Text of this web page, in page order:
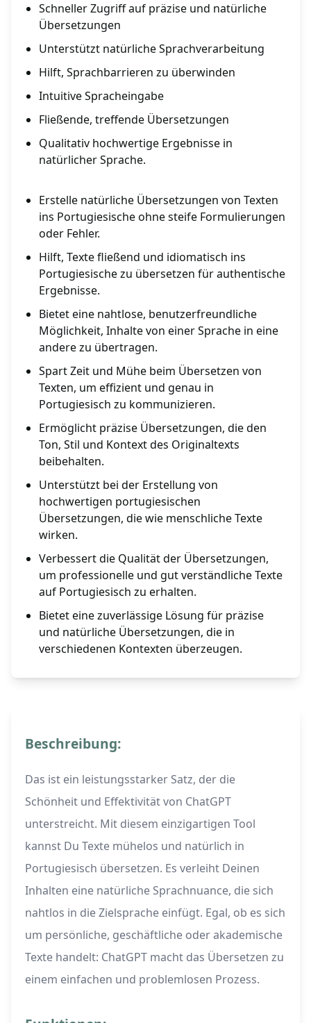
Schneller Zugriff auf präzise und natürliche
Übersetzungen
Unterstützt natürliche Sprachverarbeitung
Hilft, Sprachbarrieren zu überwinden
Intuitive Spracheingabe
Fließende, treffende Übersetzungen
Qualitativ hochwertige Ergebnisse in
natürlicher Sprache.
Erstelle natürliche Übersetzungen von Texten
ins Portugiesische ohne steife Formulierungen
oder Fehler.
Hilft, Texte fließend und idiomatisch ins
Portugiesische zu übersetzen für authentische
Ergebnisse.
Bietet eine nahtlose, benutzerfreundliche
Möglichkeit, Inhalte von einer Sprache in eine
andere zu übertragen.
Spart Zeit und Mühe beim Übersetzen von
Texten, um effizient und genau in
Portugiesisch zu kommunizieren.
Ermöglicht präzise Übersetzungen, die den
Ton, Stil und Kontext des Originaltexts
beibehalten.
Unterstützt bei der Erstellung von
hochwertigen portugiesischen
Übersetzungen, die wie menschliche Texte
wirken.
Verbessert die Qualität der Übersetzungen,
um professionelle und gut verständliche Texte
auf Portugiesisch zu erhalten.
Bietet eine zuverlässige Lösung für präzise
und natürliche Übersetzungen, die in
verschiedenen Kontexten überzeugen.
Beschreibung:
Das ist ein leistungsstarker Satz, der die
Schönheit und Effektivität von ChatGPT
unterstreicht. Mit diesem einzigartigen Tool
kannst Du Texte mühelos und natürlich in
Portugiesisch übersetzen. Es verleiht Deinen
Inhalten eine natürliche Sprachnuance, die sich
nahtlos in die Zielsprache einfügt. Egal, ob es sich
um persönliche, geschäftliche oder akademische
Texte handelt: ChatGPT macht das Übersetzen zu
einem einfachen und problemlosen Prozess.